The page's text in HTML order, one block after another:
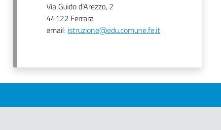
Via Guido d'Arezzo, 2
44122 Ferrara
email: istruzione@edu.comune.fe.it